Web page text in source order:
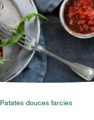
Patates douces farcies